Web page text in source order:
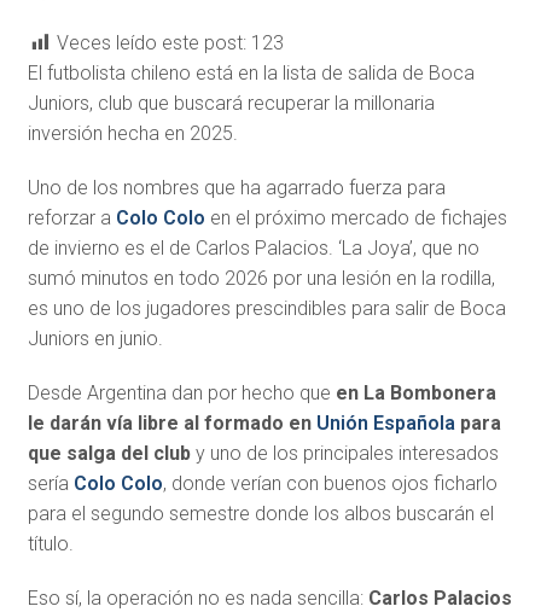
Veces leído este post: 123
El futbolista chileno está en la lista de salida de Boca
Juniors, club que buscará recuperar la millonaria
inversión hecha en 2025.
Uno de los nombres que ha agarrado fuerza para
reforzar a Colo Colo en el próximo mercado de fichajes
de invierno es el de Carlos Palacios. ‘La Joya’, que no
sumó minutos en todo 2026 por una lesión en la rodilla,
es uno de los jugadores prescindibles para salir de Boca
Juniors en junio.
Desde Argentina dan por hecho que en La Bombonera
le darán vía libre al formado en Unión Españolapara
que salga del cluby uno de los principales interesados
sería Colo Colo, donde verían con buenos ojos ficharlo
para el segundo semestre donde los albos buscarán el
título.
Eso sí, la operación no es nada sencilla: Carlos Palacios